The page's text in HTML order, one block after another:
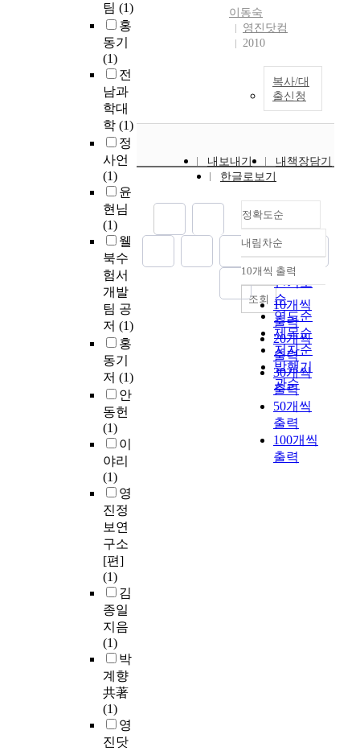
팀 (1)
홍
동기
(1)
전
남과
학대
학 (1)
정
사언
(1)
윤
현님
(1)
웰
북수
험서
개발
팀 공
저 (1)
홍
동기
저 (1)
안
동헌
(1)
이
야리
(1)
영
진정
보연
구소
[편]
(1)
김
종일
지음
(1)
박
계향
共著
(1)
영
진닷
이동숙
영진닷컴
2010
복사/대
출신청
내보내기
내책장담기
한글로보기
정확도순
정확도
순
인기도
순
연도순
제목순
저자순
발행기
관순
내림차순
내림차순
10개씩 출력
10개씩
출력
20개씩
출력
30개씩
출력
50개씩
출력
100개씩
출력
조회